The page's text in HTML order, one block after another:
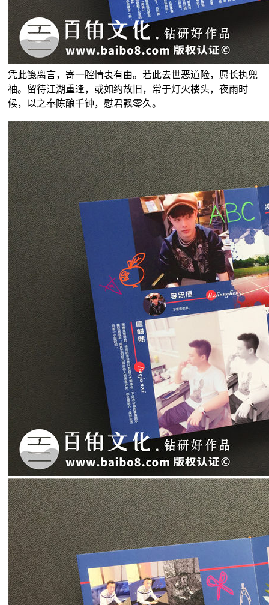
凭此笺离言，寄一腔情衷有由。若此去世恶道险，愿长执兜
袖。留待江湖重逢，或如约故旧，常于灯火楼头，夜雨时
候，以之奉陈酿千钟，慰君飘零久。